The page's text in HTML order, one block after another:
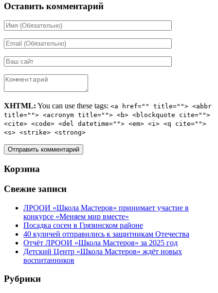
Оставить комментарий
XHTML: You can use these tags: <a href="" title=""> <abbr
title=""> <acronym title=""> <b> <blockquote cite="">
<cite> <code> <del datetime=""> <em> <i> <q cite="">
<s> <strike> <strong>
Корзина
Свежие записи
ЛРООИ «Школа Мастеров» принимает участие в
конкурсе «Меняем мир вместе»
Посадка сосен в Грязинском районе
40 куличей отправились к защитникам Отечества
Отчёт ЛРООИ «Школа Мастеров» за 2025 год
Детский Центр «Школа Мастеров» ждёт новых
воспитанников
Рубрики